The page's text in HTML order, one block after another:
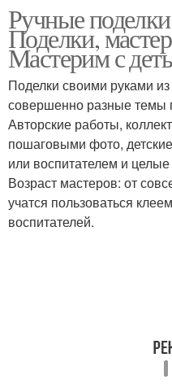
Ручные
Поделки,
Мастерим с
Поделки своими руками
совершенно разные темы
Авторские работы,
пошаговыми фото,
или воспитателем и
Возраст мастеров: от
учатся пользоваться
воспитателей.